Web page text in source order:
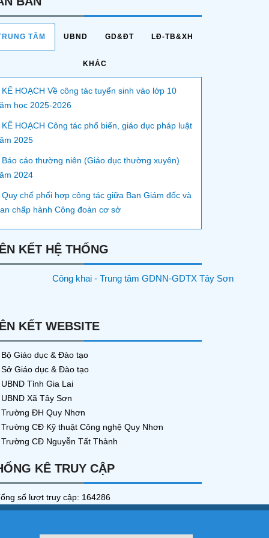
TÂM UBND GD&ĐT LĐ-TB&XH
KHÁC
KẾ HOẠCH Về công tác tuyển sinh vào lớp 10
học 2025-2026
KẾ HOẠCH Công tác phổ biến, giáo dục pháp luật
2025
Báo cáo thường niên (Giáo dục thường xuyên)
2024
Quy chế phối hợp công tác giữa Ban Giám đốc và
chấp hành Công đoàn cơ sở
KẾT HỆ THỐNG
KẾT WEBSITE
Bộ Giáo dục & Đào tạo
Sở Giáo dục & Đào tạo
UBND Tỉnh Gia Lai
UBND Xã Tây Sơn
Trường ĐH Quy Nhơn
Trường CĐ Kỹ thuật Công nghệ Quy Nhơn
Trường CĐ Nguyễn Tất Thành
KÊ TRUY CẬP
số lượt truy cập: 164286